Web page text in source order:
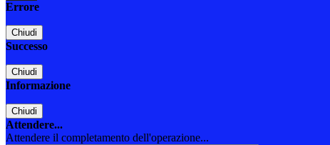
Errore
Chiudi
Successo
Chiudi
Informazione
Chiudi
Attendere...
Attendere il completamento dell'operazione...